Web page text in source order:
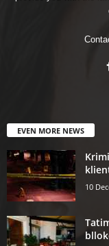
EVEN MORE NEWS
10